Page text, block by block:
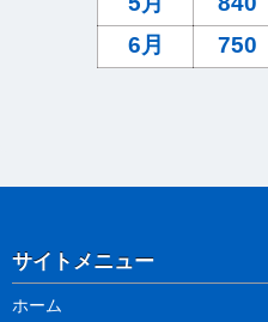
6月
750
サイトメニュー
ホーム